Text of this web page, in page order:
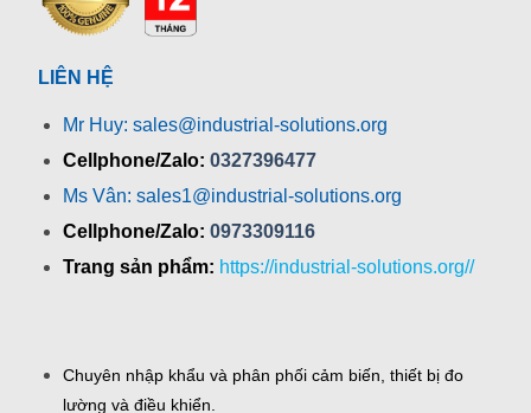
LIÊN HỆ
Mr Huy: sales@industrial-solutions.org
Cellphone/Zalo: 0327396477
Ms Vân: sales1@industrial-solutions.org
Cellphone/Zalo: 0973309116
Trang sản phẩm: https://industrial-solutions.org//
Chuyên nhập khẩu và phân phối cảm biến, thiết bị đo
lường và điều khiển.